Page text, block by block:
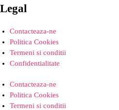
Legal
Contacteaza-ne
Politica Cookies
Termeni si conditii
Confidentialitate
Contacteaza-ne
Politica Cookies
Termeni si conditii